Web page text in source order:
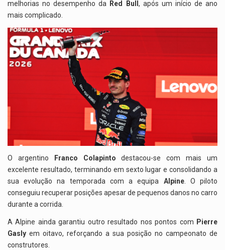
melhorias no desempenho da Red Bull , após um início de ano
mais complicado.
O argentino Franco Colapinto destacou-se com mais um
excelente resultado, terminando em sexto lugar e consolidando a
sua evolução na temporada com a equipa Alpine. O piloto
conseguiu recuperar posições apesar de pequenos danos no carro
durante a corrida.
A Alpine ainda garantiu outro resultado nos pontos com Pierre
Gasly em oitavo, reforçando a sua posição no campeonato de
construtores.